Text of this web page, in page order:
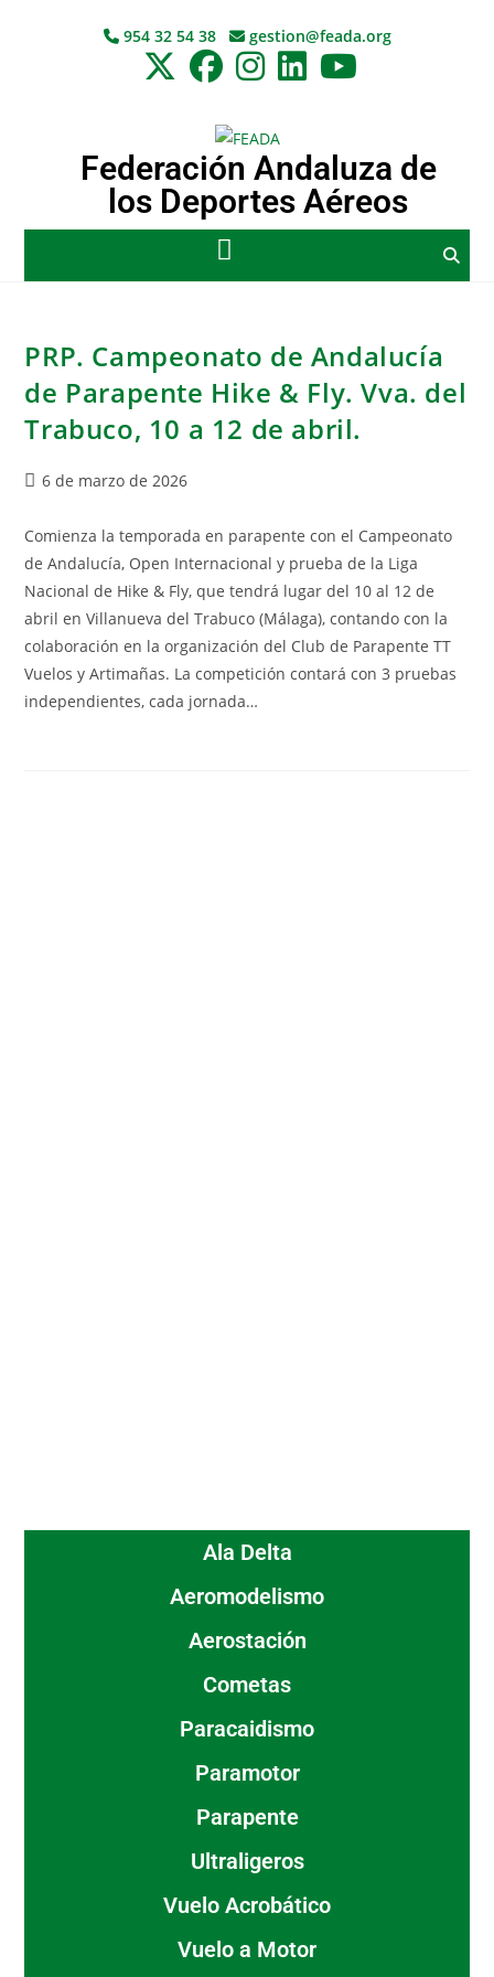
954 32 54 38 gestion@feada.org
Federación Andaluza de
los Deportes Aéreos
PRP. Campeonato de Andalucía
de Parapente Hike & Fly. Vva. del
Trabuco, 10 a 12 de abril.
6 de marzo de 2026
Comienza la temporada en parapente con el Campeonato
de Andalucía, Open Internacional y prueba de la Liga
Nacional de Hike & Fly, que tendrá lugar del 10 al 12 de
abril en Villanueva del Trabuco (Málaga), contando con la
colaboración en la organización del Club de Parapente TT
Vuelos y Artimañas. La competición contará con 3 pruebas
independientes, cada jornada…
Ala Delta
Aeromodelismo
Aerostación
Cometas
Paracaidismo
Paramotor
Parapente
Ultraligeros
Vuelo Acrobático
Vuelo a Motor